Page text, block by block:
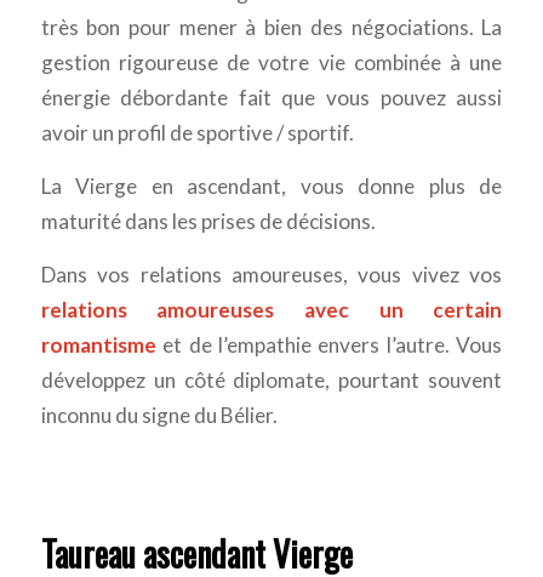
très bon pour mener à bien des négociations. La
gestion rigoureuse de votre vie combinée à une
énergie débordante fait que vous pouvez aussi
avoir un profil de sportive / sportif.
La Vierge en ascendant, vous donne plus de
maturité dans les prises de décisions.
Dans vos relations amoureuses, vous vivez vos
relations amoureuses avec un certain
romantisme et de l’empathie envers l’autre. Vous
développez un côté diplomate, pourtant souvent
inconnu du signe du Bélier.
Taureau ascendant Vierge